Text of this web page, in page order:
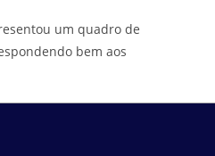
um quadro de
bem aos